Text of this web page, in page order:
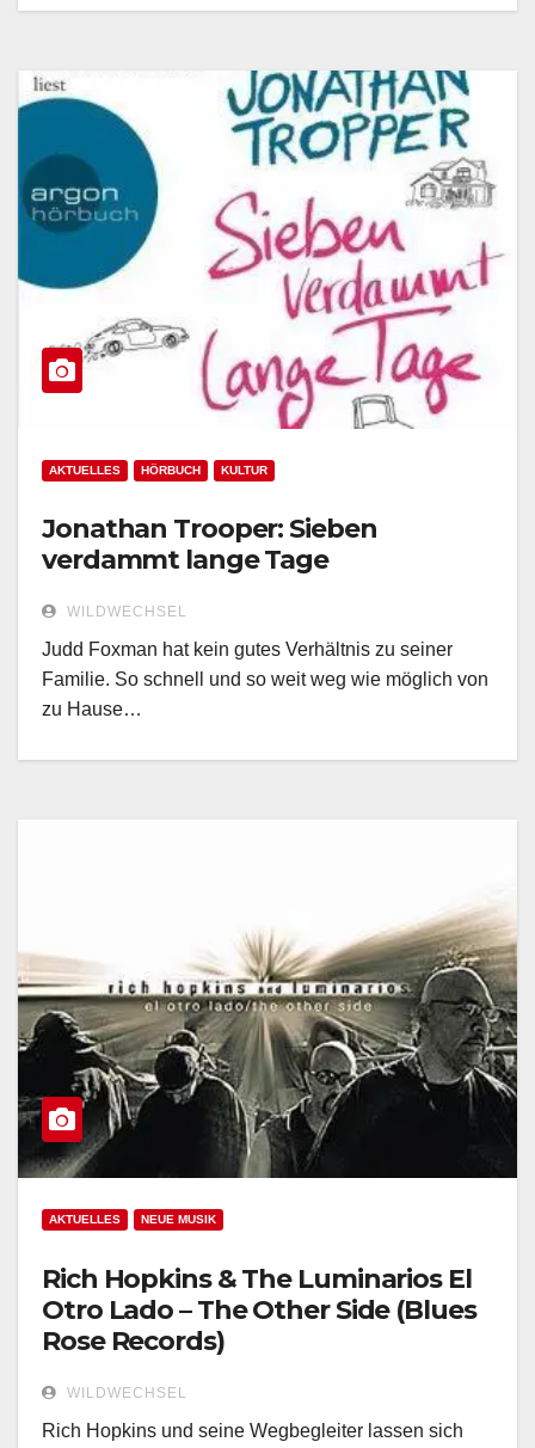
AKTUELLES HÖRBUCH KULTUR
Jonathan Trooper: Sieben
verdammt lange Tage
WILDWECHSEL
Judd Foxman hat kein gutes Verhältnis zu seiner
Familie. So schnell und so weit weg wie möglich von
zu Hause…
AKTUELLES NEUE MUSIK
Rich Hopkins & The Luminarios El
Otro Lado – The Other Side (Blues
Rose Records)
WILDWECHSEL
Rich Hopkins und seine Wegbegleiter lassen sich